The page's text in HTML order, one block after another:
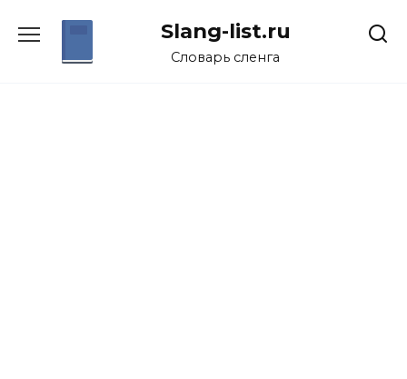
Slang-list.ru
Словарь сленга